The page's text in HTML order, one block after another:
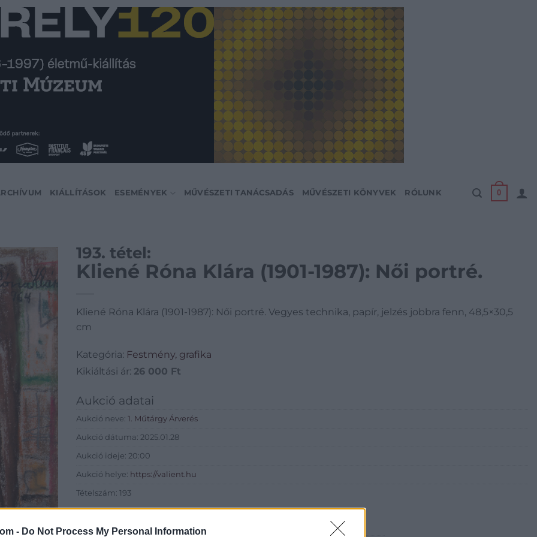
- Do Not Process My Personal Information
KIÁLLÍTÁSOK ESEMÉNYEK MŰVÉSZETI TANÁCSADÁS MŰVÉSZETI KÖNYVEK RÓLUNK 0
193. tétel:
Kliené Róna Klára (1901-1987): Női portré.
Kliené Róna Klára (1901-1987): Női portré. Vegyes technika, papír, jelzés jobbra fenn, 48,5×30,5
cm
Kategória: Festmény, grafika
Kikiáltási ár: 26 000 Ft
Aukció adatai
Aukció neve: 1. Műtárgy Árverés
Aukció dátuma: 2025.01.28
Aukció ideje: 20:00
Aukció helye: https://valient.hu
Tételszám: 193
Eladó adatai